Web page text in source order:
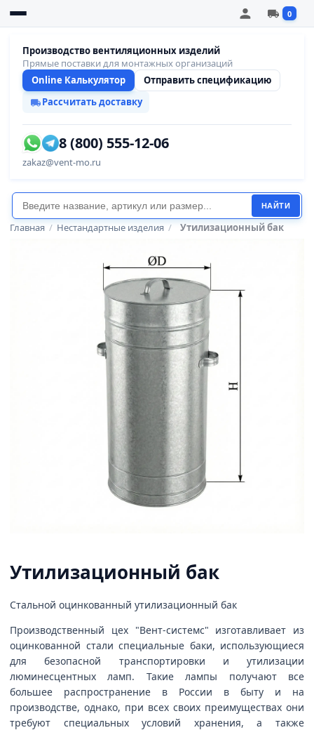
0
Производство вентиляционных изделий
Прямые поставки для монтажных организаций
Online Калькулятор
Отправить спецификацию
Рассчитать доставку
8 (800) 555-12-06
zakaz@vent-mo.ru
НАЙТИ
Главная / Нестандартные изделия / Утилизационный бак
Утилизационный бак
Стальной оцинкованный утилизационный бак
Производственный цех "Вент-системс" изготавливает из
оцинкованной стали специальные баки, использующиеся
для безопасной транспортировки и утилизации
люминесцентных ламп. Такие лампы получают все
большее распространение в России в быту и на
производстве, однако, при всех своих преимуществах они
требуют специальных условий хранения, а также